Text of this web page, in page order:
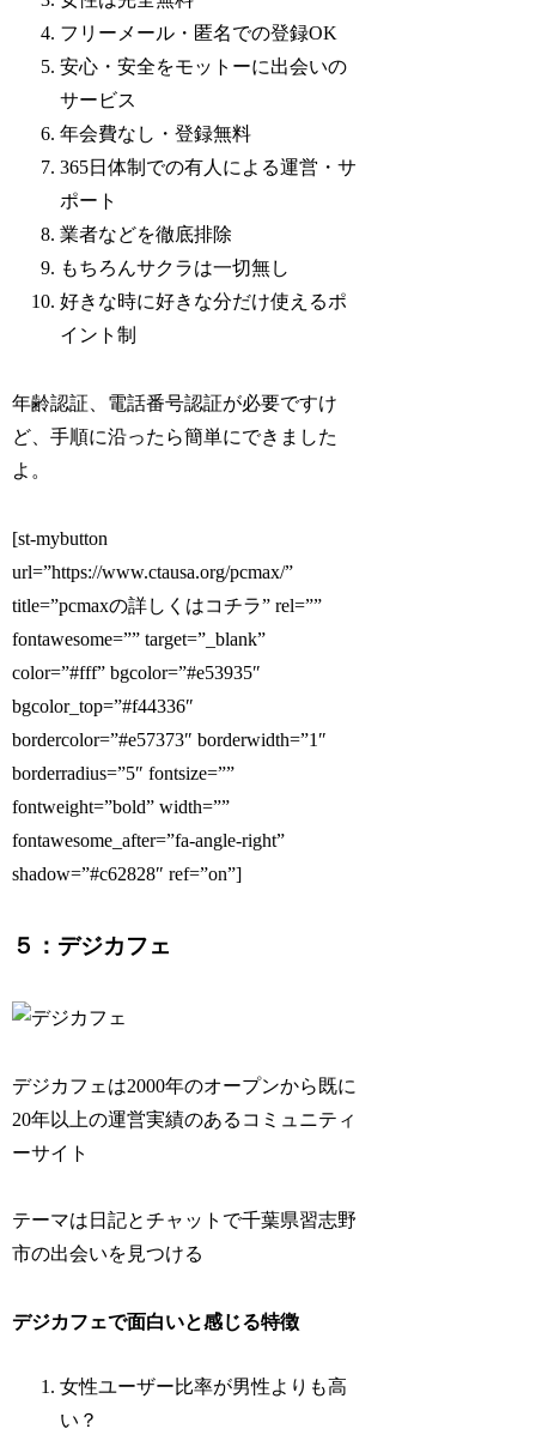
フリーメール・匿名での登録OK
安心・安全をモットーに出会いの
サービス
年会費なし・登録無料
365日体制での有人による運営・サ
ポート
業者などを徹底排除
もちろんサクラは一切無し
好きな時に好きな分だけ使えるポ
イント制
年齢認証、電話番号認証が必要ですけ
ど、手順に沿ったら簡単にできました
よ。
[st-mybutton
url=”https://www.ctausa.org/pcmax/”
title=”pcmaxの詳しくはコチラ” rel=””
fontawesome=”” target=”_blank”
color=”#fff” bgcolor=”#e53935″
bgcolor_top=”#f44336″
bordercolor=”#e57373″ borderwidth=”1″
borderradius=”5″ fontsize=””
fontweight=”bold” width=””
fontawesome_after=”fa-angle-right”
shadow=”#c62828″ ref=”on”]
５：デジカフェ
デジカフェは2000年のオープンから既に
20年以上の運営実績のあるコミュニティ
ーサイト
テーマは日記とチャットで千葉県習志野
市の出会いを見つける
デジカフェで面白いと感じる特徴
女性ユーザー比率が男性よりも高
い？